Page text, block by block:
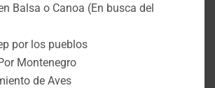
Balsa o Canoa (En busca del
por los pueblos
Montenegro
de Aves